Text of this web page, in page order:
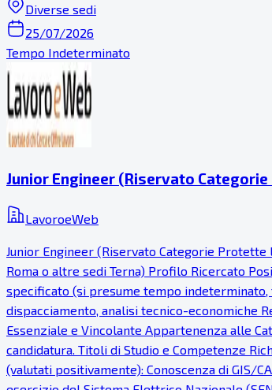
Diverse sedi
25/07/2026
Tempo Indeterminato
Junior Engineer (Riservato
LavoroeWeb
Junior Engineer (Riservato Categorie Protette
Roma o altre sedi Terna) Profilo Ricercato
specificato (si presume tempo
dispacciamento, analisi tecnico-economiche
Essenziale e Vincolante Appartenenza alle
candidatura. Titoli di Studio e Competenze
(valutati positivamente): Conoscenza di